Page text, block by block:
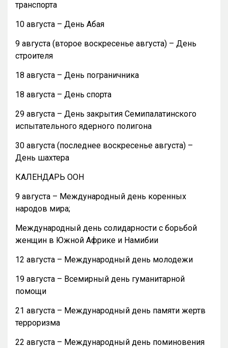
транспорта
10 августа – День Абая
9 августа (второе воскресенье августа) – День
строителя
18 августа – День пограничника
18 августа – День спорта
29 августа – День закрытия Семипалатинского
испытательного ядерного полигона
30 августа (последнее воскресенье августа) –
День шахтера
КАЛЕНДАРЬ ООН
9 августа – Международный день коренных
народов мира;
Международный день солидарности с борьбой
женщин в Южной Африке и Намибии
12 августа – Международный день молодежи
19 августа – Всемирный день гуманитарной
помощи
21 августа – Международный день памяти жертв
терроризма
22 августа – Международный день поминовения